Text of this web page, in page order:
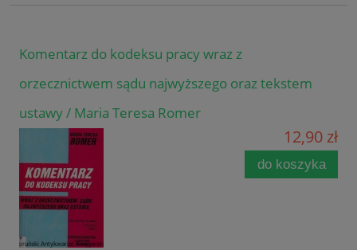
Komentarz do kodeksu pracy wraz z
orzecznictwem sądu najwyższego oraz tekstem
ustawy / Maria Teresa Romer
12,90 zł
do koszyka